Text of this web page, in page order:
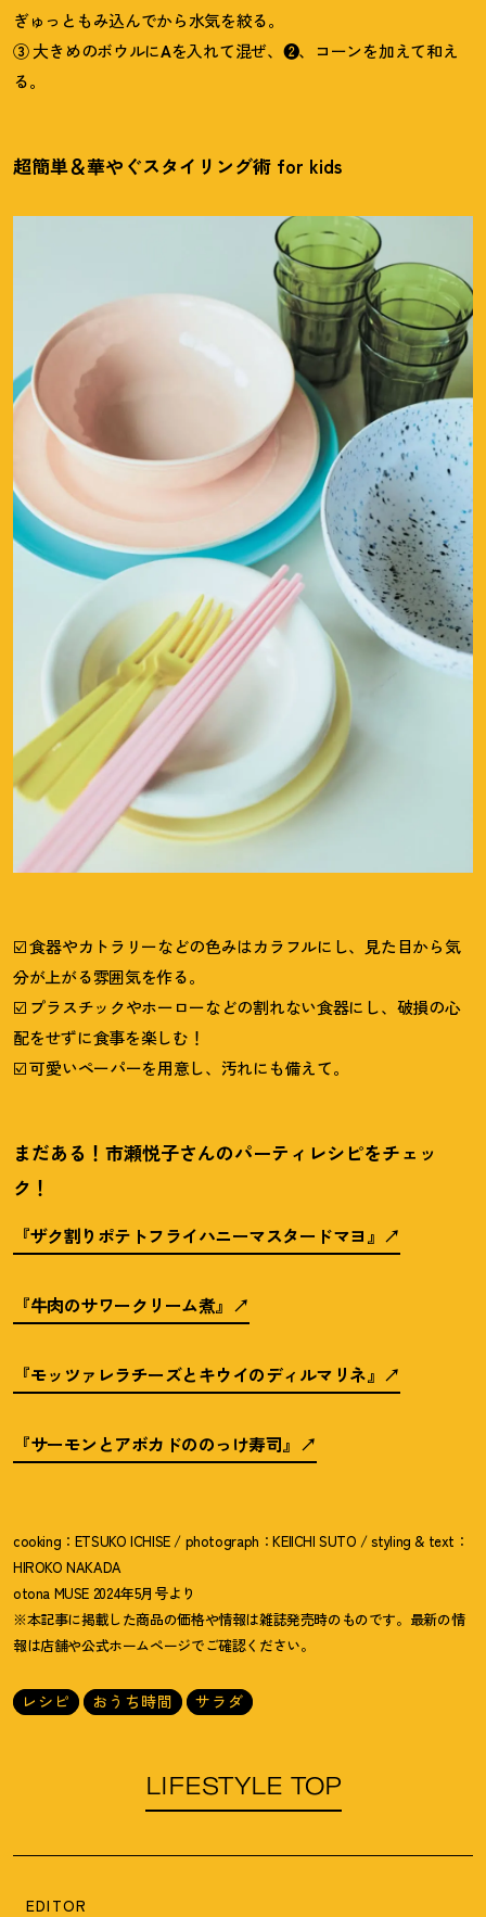
ぎゅっともみ込んでから水気を絞る。
③大きめのボウルにAを入れて混ぜ、❷、コーンを加えて和え
る。
超簡単＆華やぐスタイリング術 for kids
☑️ 食器やカトラリーなどの色みはカラフルにし、見た目から気
分が上がる雰囲気を作る。
☑️ プラスチックやホーローなどの割れない食器にし、破損の心
配をせずに食事を楽しむ ！
☑️ 可愛いペーパーを用意し、汚れにも備えて。
まだある ！ 市瀬悦子さんのパーティレシピをチェッ
ク ！
『ザク割りポテトフライハニーマスタードマヨ』
『牛肉のサワークリーム煮』
『モッツァレラチーズとキウイのディルマリネ』
『サーモンとアボカドののっけ寿司』
cooking：ETSUKO ICHISE / photograph：KEIICHI SUTO / styling & text：
HIROKO NAKADA
otona MUSE 2024年5月号より
※本記事に掲載した商品の価格や情報は雑誌発売時のものです。最新の情
報は店舗や公式ホームページでご確認ください。
レシピ おうち時間 サラダ
LIFESTYLE TOP
EDITOR